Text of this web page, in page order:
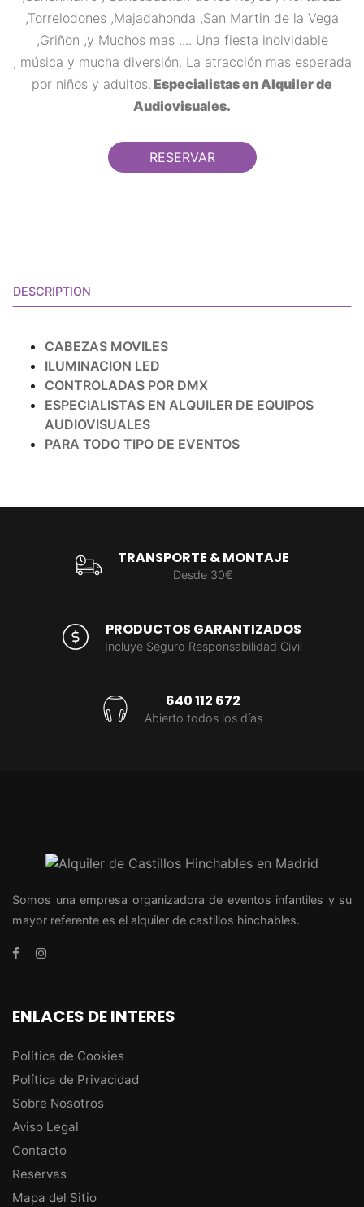
,Torrelodones ,Majadahonda ,San Martin de la Vega
,Griñon ,y Muchos mas .... Una fiesta inolvidable
, música y mucha diversión. La atracción mas esperada
por niños y adultos. Especialistas en Alquiler de
Audiovisuales.
RESERVAR
DESCRIPTION
CABEZAS MOVILES
ILUMINACION LED
CONTROLADAS POR DMX
ESPECIALISTAS EN ALQUILER DE EQUIPOS
AUDIOVISUALES
PARA TODO TIPO DE EVENTOS
TRANSPORTE & MONTAJE
Desde 30€
PRODUCTOS GARANTIZADOS
Incluye Seguro Responsabilidad Civil
640 112 672
Abierto todos los días
Somos una empresa organizadora de eventos infantiles y su
mayor referente es el alquiler de castillos hinchables.
ENLACES DE INTERES
Política de Cookies
Política de Privacidad
Sobre Nosotros
Aviso Legal
Contacto
Reservas
Mapa del Sitio